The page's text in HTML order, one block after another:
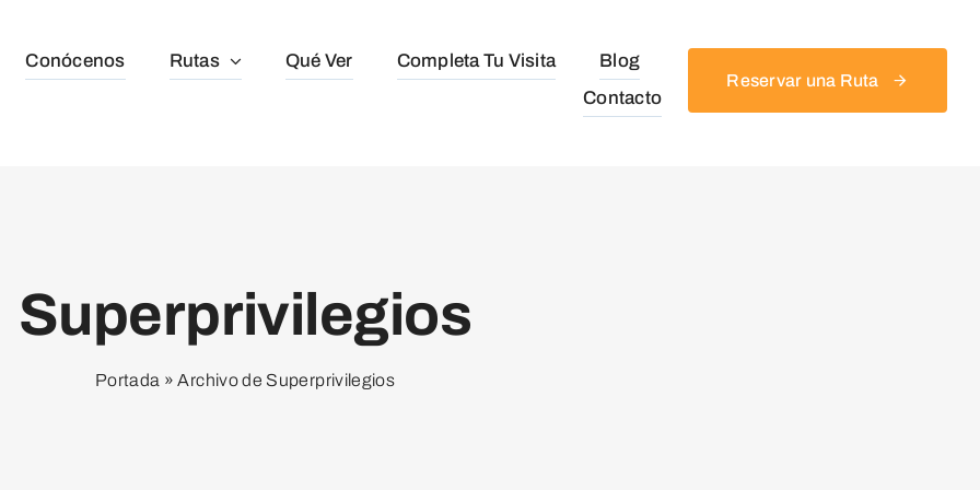
Conócenos Rutas Qué Ver Completa Tu Visita
Blog
Contacto
Reservar una Ruta
Superprivilegios
Portada »Archivo de Superprivilegios